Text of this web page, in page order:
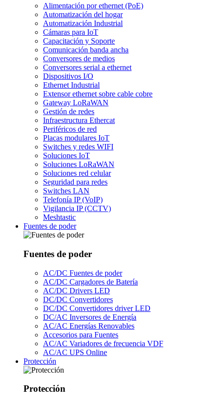
Alimentación por ethernet (PoE)
Automatización del hogar
Automatización Industrial
Cámaras para IoT
Capacitación y Soporte
Comunicación banda ancha
Conversores de medios
Conversores serial a ethernet
Dispositivos I/O
Ethernet Industrial
Extensor ethernet sobre cable cobre
Gateway LoRaWAN
Gestión de redes
Infraestructura Ethercat
Periféricos de red
Placas modulares IoT
Switches y redes WIFI
Soluciones IoT
Soluciones LoRaWAN
Soluciones red celular
Seguridad para redes
Switches LAN
Telefonía IP (VoIP)
Vigilancia IP (CCTV)
Meshtastic
Fuentes de poder
Fuentes de poder
AC/DC Fuentes de poder
AC/DC Cargadores de Batería
AC/DC Drivers LED
DC/DC Convertidores
DC/DC Convertidores driver LED
DC/AC Inversores de Energía
AC/AC Energías Renovables
Accesorios para Fuentes
AC/AC Variadores de frecuencia VDF
AC/AC UPS Online
Protección
Protección